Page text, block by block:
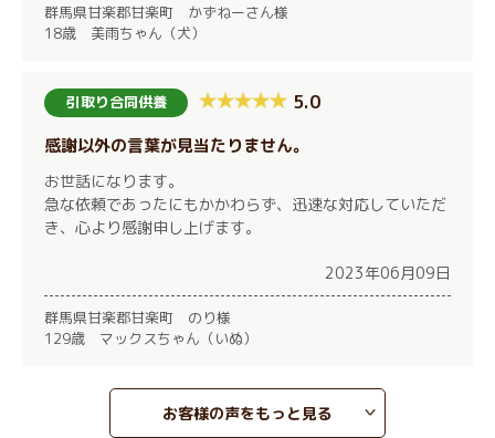
群馬県甘楽郡甘楽町 かずねーさん様
18歳 美雨ちゃん（犬）
引取り合同供養 5.0
感謝以外の言葉が見当たりません。
お世話になります。
急な依頼であったにもかかわらず、迅速な対応していただ
き、心より感謝申し上げます。
2023年06月09日
群馬県甘楽郡甘楽町 のり様
129歳 マックスちゃん（いぬ）
お客様の声をもっと見る